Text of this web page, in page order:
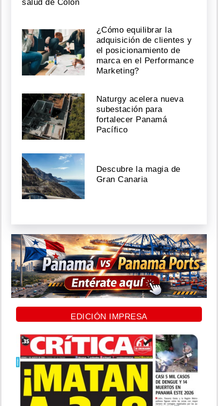
salud de Colón
¿Cómo equilibrar la
adquisición de clientes y
el posicionamiento de
marca en el Performance
Marketing?
Naturgy acelera nueva
subestación para
fortalecer Panamá
Pacífico
Descubre la magia de
Gran Canaria
EDICIÓN IMPRESA